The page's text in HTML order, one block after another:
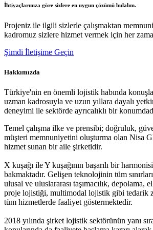
İhtiyaçlarınıza göre sizlere en uygun çözümü bulalım.
Projeniz ile ilgili sizlerle çalışmaktan
kadromuz sizlere hizmet vermek için her
Şimdi İletişime Geçin
Hakkımızda
Türkiye'nin en önemli lojistik habında
uzman kadrosuyla ve uzun yıllara dayalı
deneyimi ile sektörde ayrıcalıklı bir
Temel çalışma ilke ve prensibi; doğruluk,
müşteri memnuniyetini oluşturma olan Nisa
hizmet sunan bir aile şirketidir.
X kuşağı ile Y kuşağının başarılı bir
bakmaktadır. Gelişen teknolojinin tüm
ulusal ve uluslararası taşımacılık, depolama,
proje lojistiği, multimodal lojistik gibi tedarik
tüm hizmetlerde faaliyet göstermektedir.
2018 yılında şirket lojistik sektörünün yanı